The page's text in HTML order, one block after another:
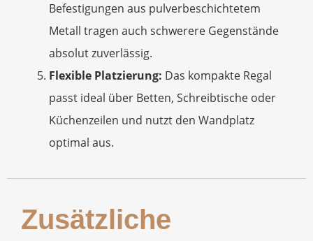
Befestigungen aus pulverbeschichtetem
Metall tragen auch schwerere Gegenstände
absolut zuverlässig.
Flexible Platzierung: Das kompakte Regal
passt ideal über Betten, Schreibtische oder
Küchenzeilen und nutzt den Wandplatz
optimal aus.
Zusätzliche